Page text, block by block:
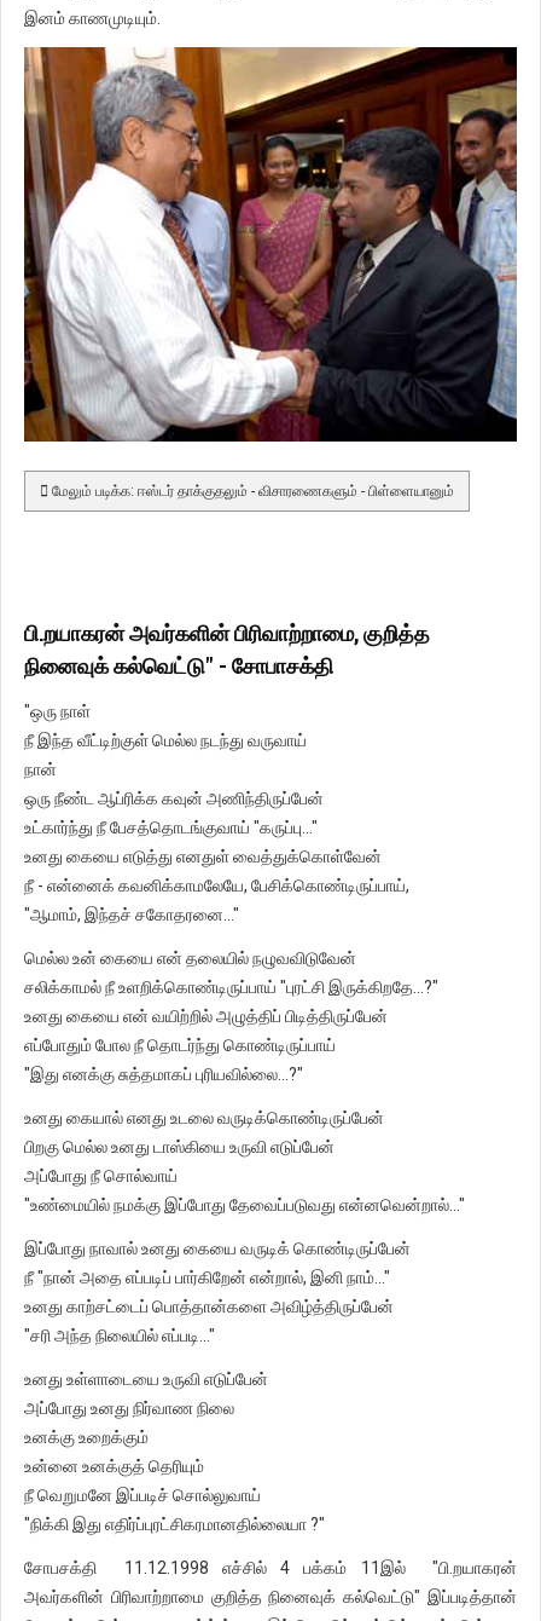
இனம் காணமுடியும்.
மேலும் படிக்க: ஈஸ்டர் தாக்குதலும் - விசாரணைகளும் - பிள்ளையானும்
பி.றயாகரன் அவர்களின் பிரிவாற்றாமை, குறித்த
நினைவுக் கல்வெட்டு" - சோபாசக்தி
"ஒரு நாள்
நீ இந்த வீட்டிற்குள் மெல்ல நடந்து வருவாய்
நான்
ஒரு நீண்ட ஆப்ரிக்க கவுன் அணிந்திருப்பேன்
உட்கார்ந்து நீ பேசத்தொடங்குவாய் "கருப்பு..."
உனது கையை எடுத்து எனதுள் வைத்துக்கொள்வேன்
நீ - என்னைக் கவனிக்காமலேயே, பேசிக்கொண்டிருப்பாய்,
"ஆமாம், இந்தச் சகோதரனை..."
மெல்ல உன் கையை என் தலையில் நழுவவிடுவேன்
சலிக்காமல் நீ உளறிக்கொண்டிருப்பாய் "புரட்சி இருக்கிறதே...?"
உனது கையை என் வயிற்றில் அழுத்திப் பிடித்திருப்பேன்
எப்போதும் போல நீ தொடர்ந்து கொண்டிருப்பாய்
"இது எனக்கு சுத்தமாகப் புரியவில்லை...?"
உனது கையால் எனது உடலை வருடிக்கொண்டிருப்பேன்
பிறகு மெல்ல உனது டாஸ்கியை உருவி எடுப்பேன்
அப்போது நீ சொல்வாய்
"உண்மையில் நமக்கு இப்போது தேவைப்படுவது என்னவென்றால்..."
இப்போது நாவால் உனது கையை வருடிக் கொண்டிருப்பேன்
நீ "நான் அதை எப்படிப் பார்கிறேன் என்றால், இனி நாம்..."
உனது காற்சட்டைப் பொத்தான்களை அவிழ்த்திருப்பேன்
"சரி அந்த நிலையில் எப்படி..."
உனது உள்ளாடையை உருவி எடுப்பேன்
அப்போது உனது நிர்வாண நிலை
உனக்கு உறைக்கும்
உன்னை உனக்குத் தெரியும்
நீ வெறுமனே இப்படிச் சொல்லுவாய்
"நிக்கி இது எதிர்ப்புரட்சிகரமானதில்லையா ?"
சோபசக்தி 11.12.1998 எச்சில் 4 பக்கம் 11இல் "பி.றயாகரன்
அவர்களின் பிரிவாற்றாமை குறித்த நினைவுக் கல்வெட்டு" இப்படித்தான்